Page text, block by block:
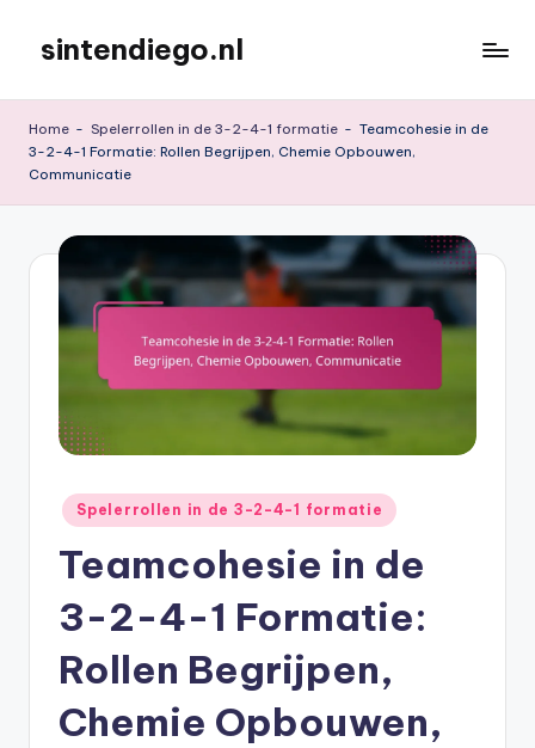
content
sintendiego.nl
Home - Spelerrollen in de 3-2-4-1 formatie - Teamcohesie in de
3-2-4-1 Formatie: Rollen Begrijpen, Chemie Opbouwen,
Communicatie
Posted
in
Spelerrollen in de 3-2-4-1 formatie
Teamcohesie in de
3-2-4-1 Formatie:
Rollen Begrijpen,
Chemie Opbouwen,